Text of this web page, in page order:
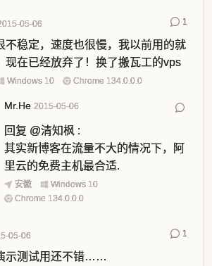
05-06 1
不稳定，速度也很慢，我以前用的就
现在已经放弃了！换了搬瓦工的vps
Windows 10 Chrome 134.0.0.0
Mr.He 2015-05-06
回复 @清知枫 :
其实新博客在流量不大的情况下，阿
里云的免费主机最合适.
安徽
Windows 10
Chrome 134.0.0.0
05-06 1
示测试用还不错……